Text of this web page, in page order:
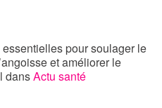
pour soulager le
et améliorer le
dansActu santé